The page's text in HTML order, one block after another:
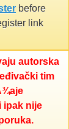
before
link
autorska
tim
ipak nije